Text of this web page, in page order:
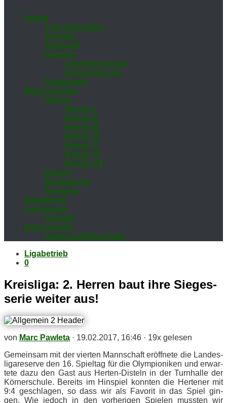
Ver­ein
Trai­nings­zei­ten
Chro­nik
Vor­stand
Sat­zung
Ju­gend­ord­nung
Eh­ren­ord­nung
Down­loads
Mann­schaf­ten
Her­ren
Her­ren I
Her­ren II
Her­ren III
Her­ren IV
Her­ren V
Her­ren VI
Her­ren VII
Da­men
Nach­wuchs
Se­nio­ren
Gäs­te­buch
Im­pres­sum
Kon­takt
Da­ten­schutz
Da­ten­zu­griffs­an­fra­ge
Ligabetrieb
0
Kreis­li­ga: 2. Her­ren baut ihre Sie­ges­
se­rie wei­ter aus!
von Marc Pawleta · 19.02.2017, 16:46 · 19x gelesen
Ge­mein­sam mit der vier­ten Mann­schaft er­öff­ne­te die Lan­des­
li­ga­re­ser­ve den 16. Spiel­tag für die Olym­pio­ni­ken und er­war­
te­te dazu den Gast aus Her­ten-Dis­teln in der Turn­hal­le der
Kör­ner­schu­le. Be­reits im Hin­spiel konn­ten die Her­te­ner mit
9:4 ge­schla­gen, so dass wir als Fa­vo­rit in das Spiel gin­
gen. Wie je­doch in den vor­he­ri­gen Spie­len muss­ten wir